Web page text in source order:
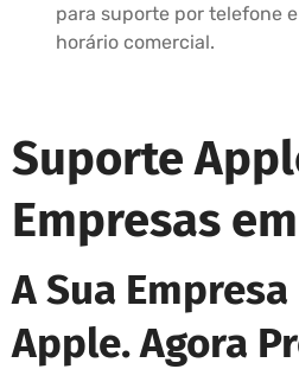
para suporte por telefone
horário comercial.
Suporte
Empresas
A Sua
Apple. Agora